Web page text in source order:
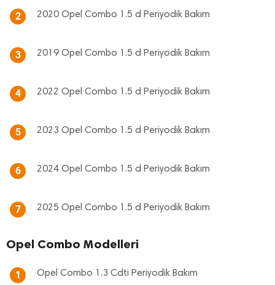
2 2020 Opel Combo 1.5 d Periyodik Bakım
3 2019 Opel Combo 1.5 d Periyodik Bakım
4 2022 Opel Combo 1.5 d Periyodik Bakım
5 2023 Opel Combo 1.5 d Periyodik Bakım
6 2024 Opel Combo 1.5 d Periyodik Bakım
7 2025 Opel Combo 1.5 d Periyodik Bakım
Opel Combo Modelleri
1 Opel Combo 1.3 Cdti Periyodik Bakım